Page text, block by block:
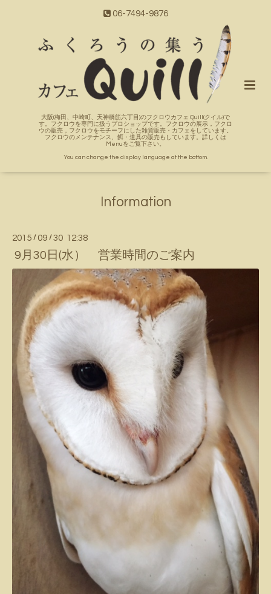
06-7494-9876
大阪(梅田、中崎町、天神橋筋六丁目)のフクロウカフェ Quill(クイル)で
す。フクロウを専門に扱うプロショップです。フクロウの展示，フクロ
ウの販売，フクロウをモチーフにした雑貨販売・カフェをしています。
フクロウのメンテナンス、餌・道具の販売もしています。詳しくは
Menuをご覧下さい。
You can change the display language at the bottom.
Information
2015 / 09 /30 12:38
9月30日(水） 営業時間のご案内